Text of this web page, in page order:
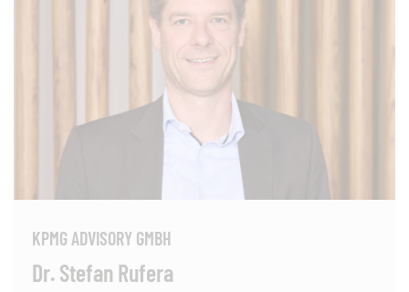
KPMG ADVISORY GMBH
Dr. Stefan Rufera